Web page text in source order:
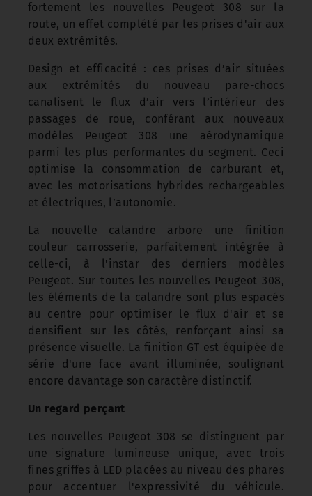
fortement les nouvelles Peugeot 308 sur la
route, un effet complété par les prises d'air aux
deux extrémités.
Design et efficacité : ces prises d’air situées
aux extrémités du nouveau pare-chocs
canalisent le flux d’air vers l’intérieur des
passages de roue, conférant aux nouveaux
modèles Peugeot 308 une aérodynamique
parmi les plus performantes du segment. Ceci
optimise la consommation de carburant et,
avec les motorisations hybrides rechargeables
et électriques, l’autonomie.
La nouvelle calandre arbore une finition
couleur carrosserie, parfaitement intégrée à
celle-ci, à l'instar des derniers modèles
Peugeot. Sur toutes les nouvelles Peugeot 308,
les éléments de la calandre sont plus espacés
au centre pour optimiser le flux d'air et se
densifient sur les côtés, renforçant ainsi sa
présence visuelle. La finition GT est équipée de
série d'une face avant illuminée, soulignant
encore davantage son caractère distinctif.
Un regard perçant
Les nouvelles Peugeot 308 se distinguent par
une signature lumineuse unique, avec trois
fines griffes à LED placées au niveau des phares
pour accentuer l'expressivité du véhicule.